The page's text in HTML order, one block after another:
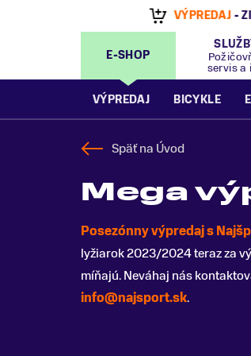
VÝPREDAJ- Zľavy až 70%
E-SHOP
servis a
VÝPREDAJ BICYKLE
Späť na Úvod
Mega
Posezónny výpredaj s
lyžiarok 2023/2024 teraz za
míňajú. Neváhaj nás
info@najsport.sk.